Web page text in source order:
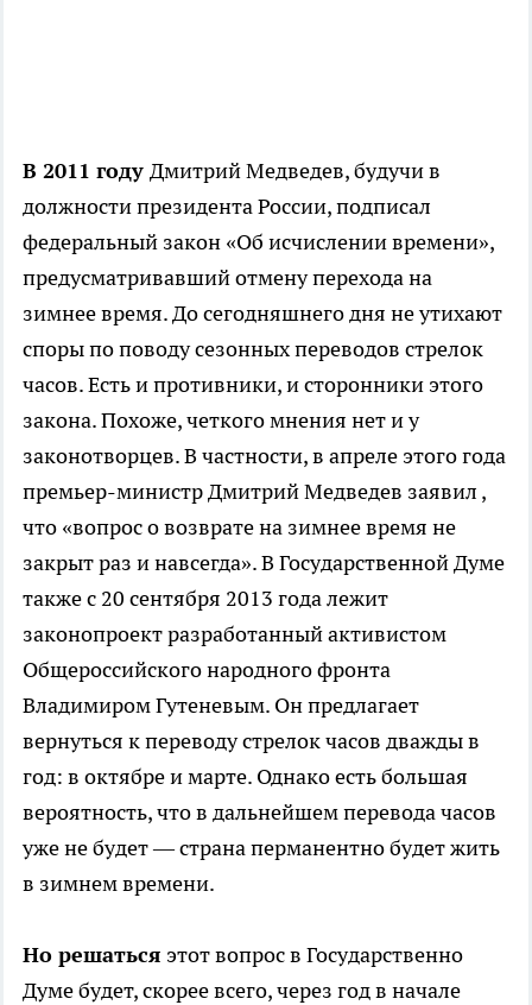
В 2011 году Дмитрий Медведев, будучи в
должности президента России, подписал
федеральный закон «Об исчислении времени»,
предусматривавший отмену перехода на
зимнее время. До сегодняшнего дня не утихают
споры по поводу сезонных переводов стрелок
часов. Есть и противники, и сторонники этого
закона. Похоже, четкого мнения нет и у
законотворцев. В частности, в апреле этого года
премьер-министр Дмитрий Медведев заявил ,
что «вопрос о возврате на зимнее время не
закрыт раз и навсегда». В Государственной Думе
также с 20 сентября 2013 года лежит
законопроект разработанный активистом
Общероссийского народного фронта
Владимиром Гутеневым. Он предлагает
вернуться к переводу стрелок часов дважды в
год: в октябре и марте. Однако есть большая
вероятность, что в дальнейшем перевода часов
уже не будет — страна перманентно будет жить
в зимнем времени.
Но решаться этот вопрос в Государственно
Думе будет, скорее всего, через год в начале